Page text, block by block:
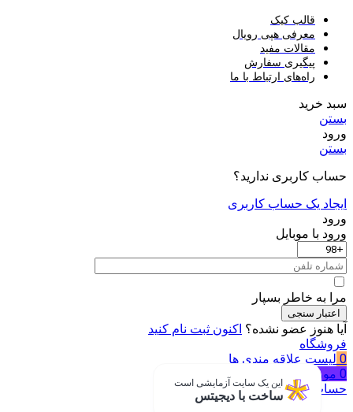
قالب کیک
معرفی هپی رویال
مقالات مفید
پیگیری سفارش
راه‌های ارتباط با ما
سبد خرید
بستن
ورود
بستن
حساب کاربری ندارید؟
ایجاد یک حساب کاربری
ورود
ورود با موبایل
مرا به خاطر بسپار
اعتبار سنجی
آیا هنوز عضو نشده؟ اکنون ثبت نام کنید
این یک سایت آزمایشی است
ساخت با دیجیتس
فروشگاه
0 لیست علاقه مندی ها
0 مورد
حساب من